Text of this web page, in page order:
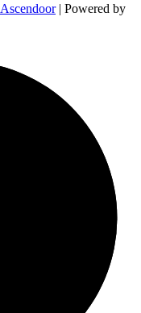
Ascendoor| Powered by